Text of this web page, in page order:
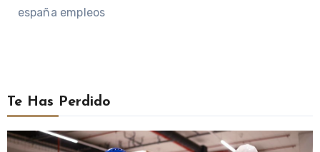
españa empleos
Te Has Perdido